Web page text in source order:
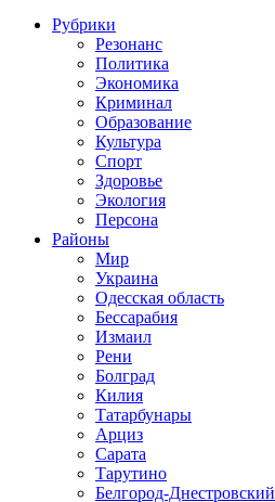
Рубрики
Резонанс
Политика
Экономика
Криминал
Образование
Культура
Спорт
Здоровье
Экология
Персона
Районы
Мир
Украина
Одесская область
Бессарабия
Измаил
Рени
Болград
Килия
Татарбунары
Арциз
Сарата
Тарутино
Белгород-Днестровский